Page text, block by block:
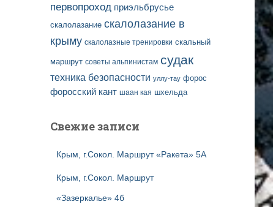
первопроход приэльбрусье
скалолазание скалолазание в
крыму скалолазные тренировки скальный
маршрут советы альпинистам судак
техника безопасности уллу-тау форос
форосский кант шаан кая шхельда
Свежие записи
Крым, г.Сокол. Маршрут «Ракета» 5А
Крым, г.Сокол. Маршрут
«Зазеркалье» 4б